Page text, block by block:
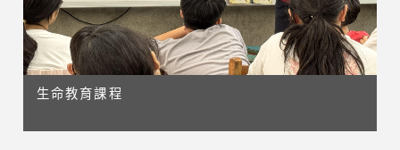
生命教育課程